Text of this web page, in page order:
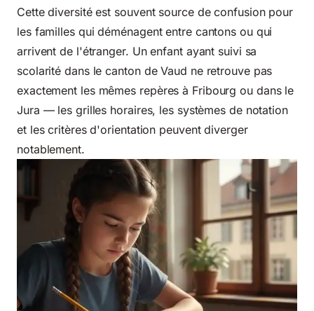
Cette diversité est souvent source de confusion pour
les familles qui déménagent entre cantons ou qui
arrivent de l'étranger. Un enfant ayant suivi sa
scolarité dans le canton de Vaud ne retrouve pas
exactement les mêmes repères à Fribourg ou dans le
Jura — les grilles horaires, les systèmes de notation
et les critères d'orientation peuvent diverger
notablement.